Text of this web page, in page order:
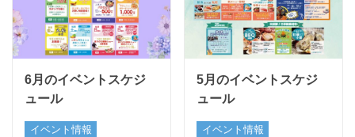
6月のイベントスケジ
ュール
イベント情報
5月のイベントスケジ
ュール
イベント情報